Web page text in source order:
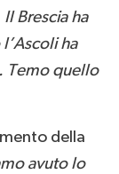
Brescia ha
ha
Temo quello
della
avuto lo